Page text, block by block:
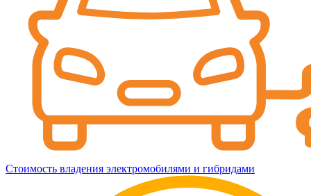
Стоимость владения электромобилями и гибридами